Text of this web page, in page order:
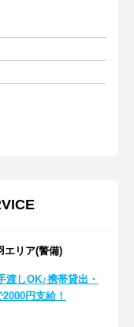
リア(警備)
渡しOK♪携帯貸出・
円支給！